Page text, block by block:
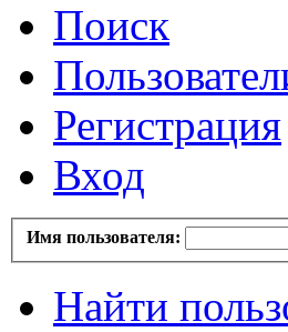
Поиск
Регистрация
Вход
Имя пользователя:
Найти